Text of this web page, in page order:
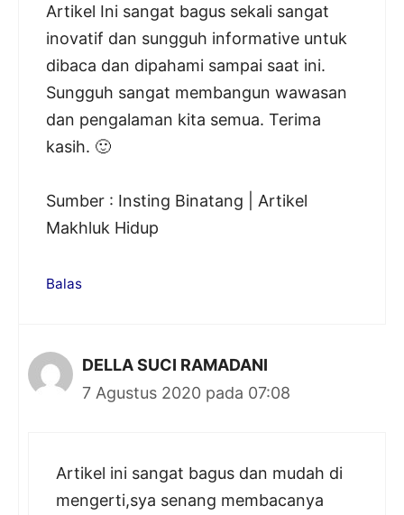
Artikel Ini sangat bagus sekali sangat
inovatif dan sungguh informative untuk
dibaca dan dipahami sampai saat ini.
Sungguh sangat membangun wawasan
dan pengalaman kita semua. Terima
kasih. 🙂
Sumber : Insting Binatang | Artikel
Makhluk Hidup
Balas
DELLA SUCI RAMADANI
7 Agustus 2020 pada 07:08
Artikel ini sangat bagus dan mudah di
mengerti,sya senang membacanya